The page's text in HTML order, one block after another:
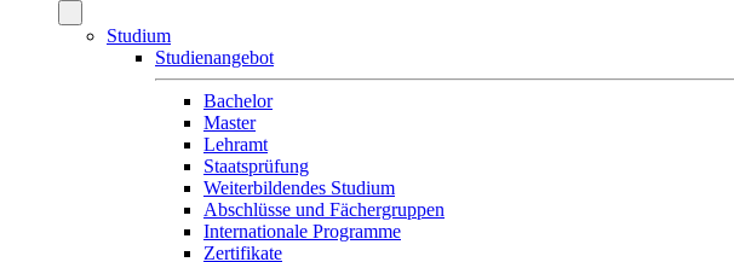
Studium
Studienangebot
Bachelor
Master
Lehramt
Staatsprüfung
Weiterbildendes Studium
Abschlüsse und Fächergruppen
Internationale Programme
Zertifikate